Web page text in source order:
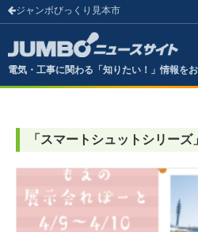
ジャンボびっくり見本市
電気・工事に関わる「知りたい！」情報を
「 スマートシュットシリーズ」